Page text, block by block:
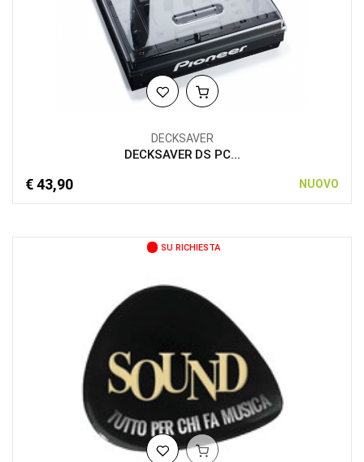
DECKSAVER
DECKSAVER DS PC...
€ 43,90 NUOVO
SU RICHIESTA